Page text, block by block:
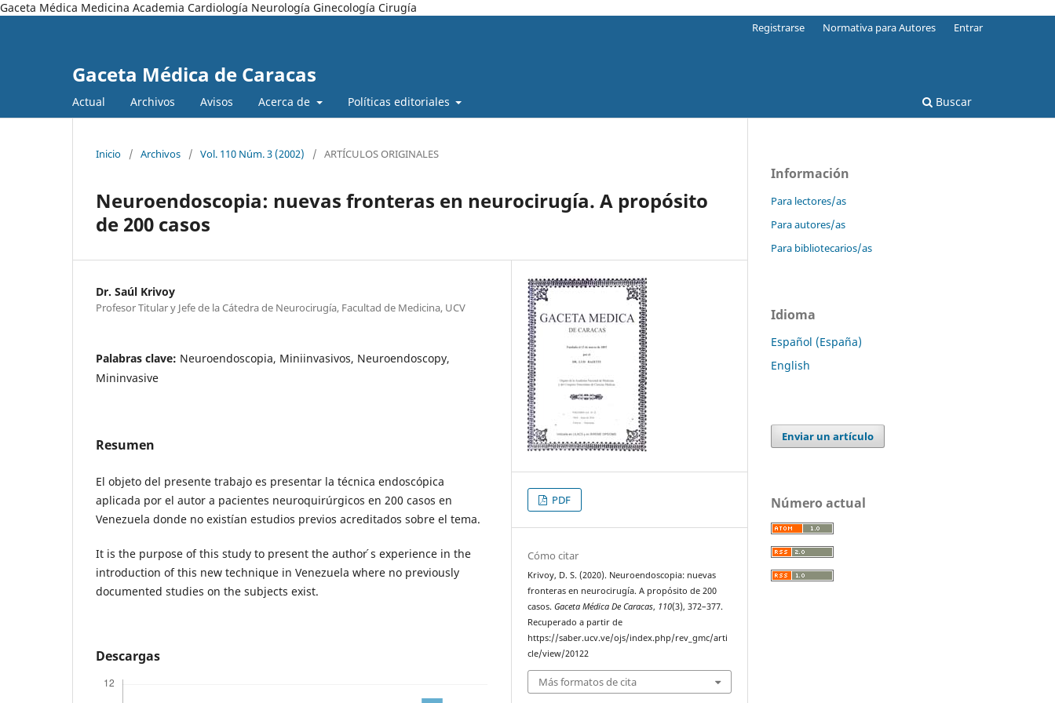
Gaceta Médica Medicina Academia Cardiología Neurología Ginecología Cirugía
Gaceta Médica de Caracas
Actual Archivos Avisos Acerca de Políticas editoriales Buscar
Registrarse Normativa para Autores Entrar
Inicio / Archivos / Vol. 110 Núm. 3 (2002) / ARTÍCULOS ORIGINALES
Neuroendoscopia: nuevas fronteras en neurocirugía. A propósito
de 200 casos
Dr. Saúl Krivoy
Profesor Titular y Jefe de la Cátedra de Neurocirugía, Facultad de Medicina, UCV
Palabras clave: Neuroendoscopia, Miniinvasivos, Neuroendoscopy,
Mininvasive
Resumen
El objeto del presente trabajo es presentar la técnica endoscópica
aplicada por el autor a pacientes neuroquirúrgicos en 200 casos en
Venezuela donde no existían estudios previos acreditados sobre el tema.
It is the purpose of this study to present the author ́s experience in the
introduction of this new technique in Venezuela where no previously
documented studies on the subjects exist.
Descargas
PDF
Cómo citar
Krivoy, D. S. (2020). Neuroendoscopia: nuevas
fronteras en neurocirugía. A propósito de 200
casos.Gaceta Médica De Caracas, 110(3), 372–377.
Recuperado a partir de
https://saber.ucv.ve/ojs/index.php/rev_gmc/arti
cle/view/20122
Más formatos de cita
Información
Para lectores/as
Para autores/as
Para bibliotecarios/as
Idioma
Español (España)
English
Enviar un artículo
Número actual